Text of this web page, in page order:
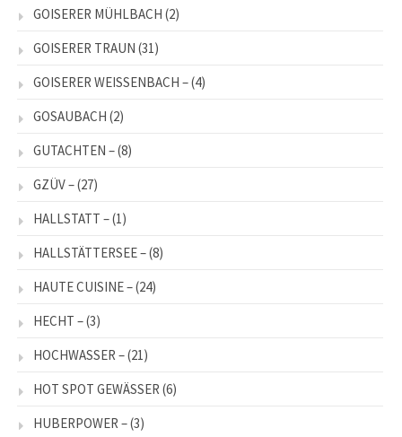
GOISERER MÜHLBACH (2)
GOISERER TRAUN (31)
GOISERER WEISSENBACH –(4)
GOSAUBACH (2)
GUTACHTEN –(8)
GZÜV –(27)
HALLSTATT –(1)
HALLSTÄTTERSEE –(8)
HAUTE CUISINE –(24)
HECHT –(3)
HOCHWASSER –(21)
HOT SPOT GEWÄSSER (6)
HUBERPOWER –(3)